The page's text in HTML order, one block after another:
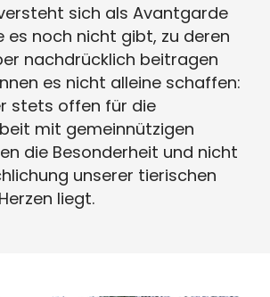
sich als Avantgarde
es noch nicht gibt, zu deren
nachdrücklich beitragen
es nicht alleine schaffen:
stets offen für die
mit gemeinnützigen
die Besonderheit und nicht
unserer tierischen
liegt.